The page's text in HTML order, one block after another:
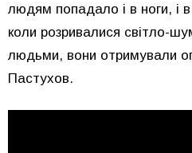
людям попадало і в ноги, і
коли розривалися світло-
людьми, вони отримували
Пастухов.